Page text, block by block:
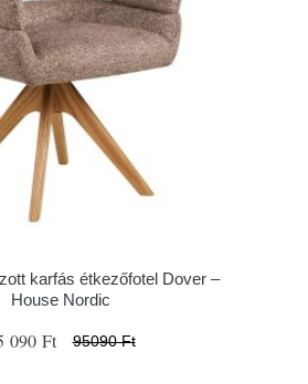
karfás étkezőfotel Dover –
House Nordic
090 Ft 95090 Ft